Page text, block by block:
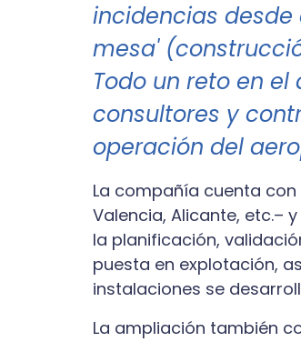
incidencias desde
mesa'
Todo un reto en
consultores y
operación del
La compañía cuenta con
Valencia, Alicante, etc.–
la planificación,
puesta en explotación,
instalaciones se
La ampliación también